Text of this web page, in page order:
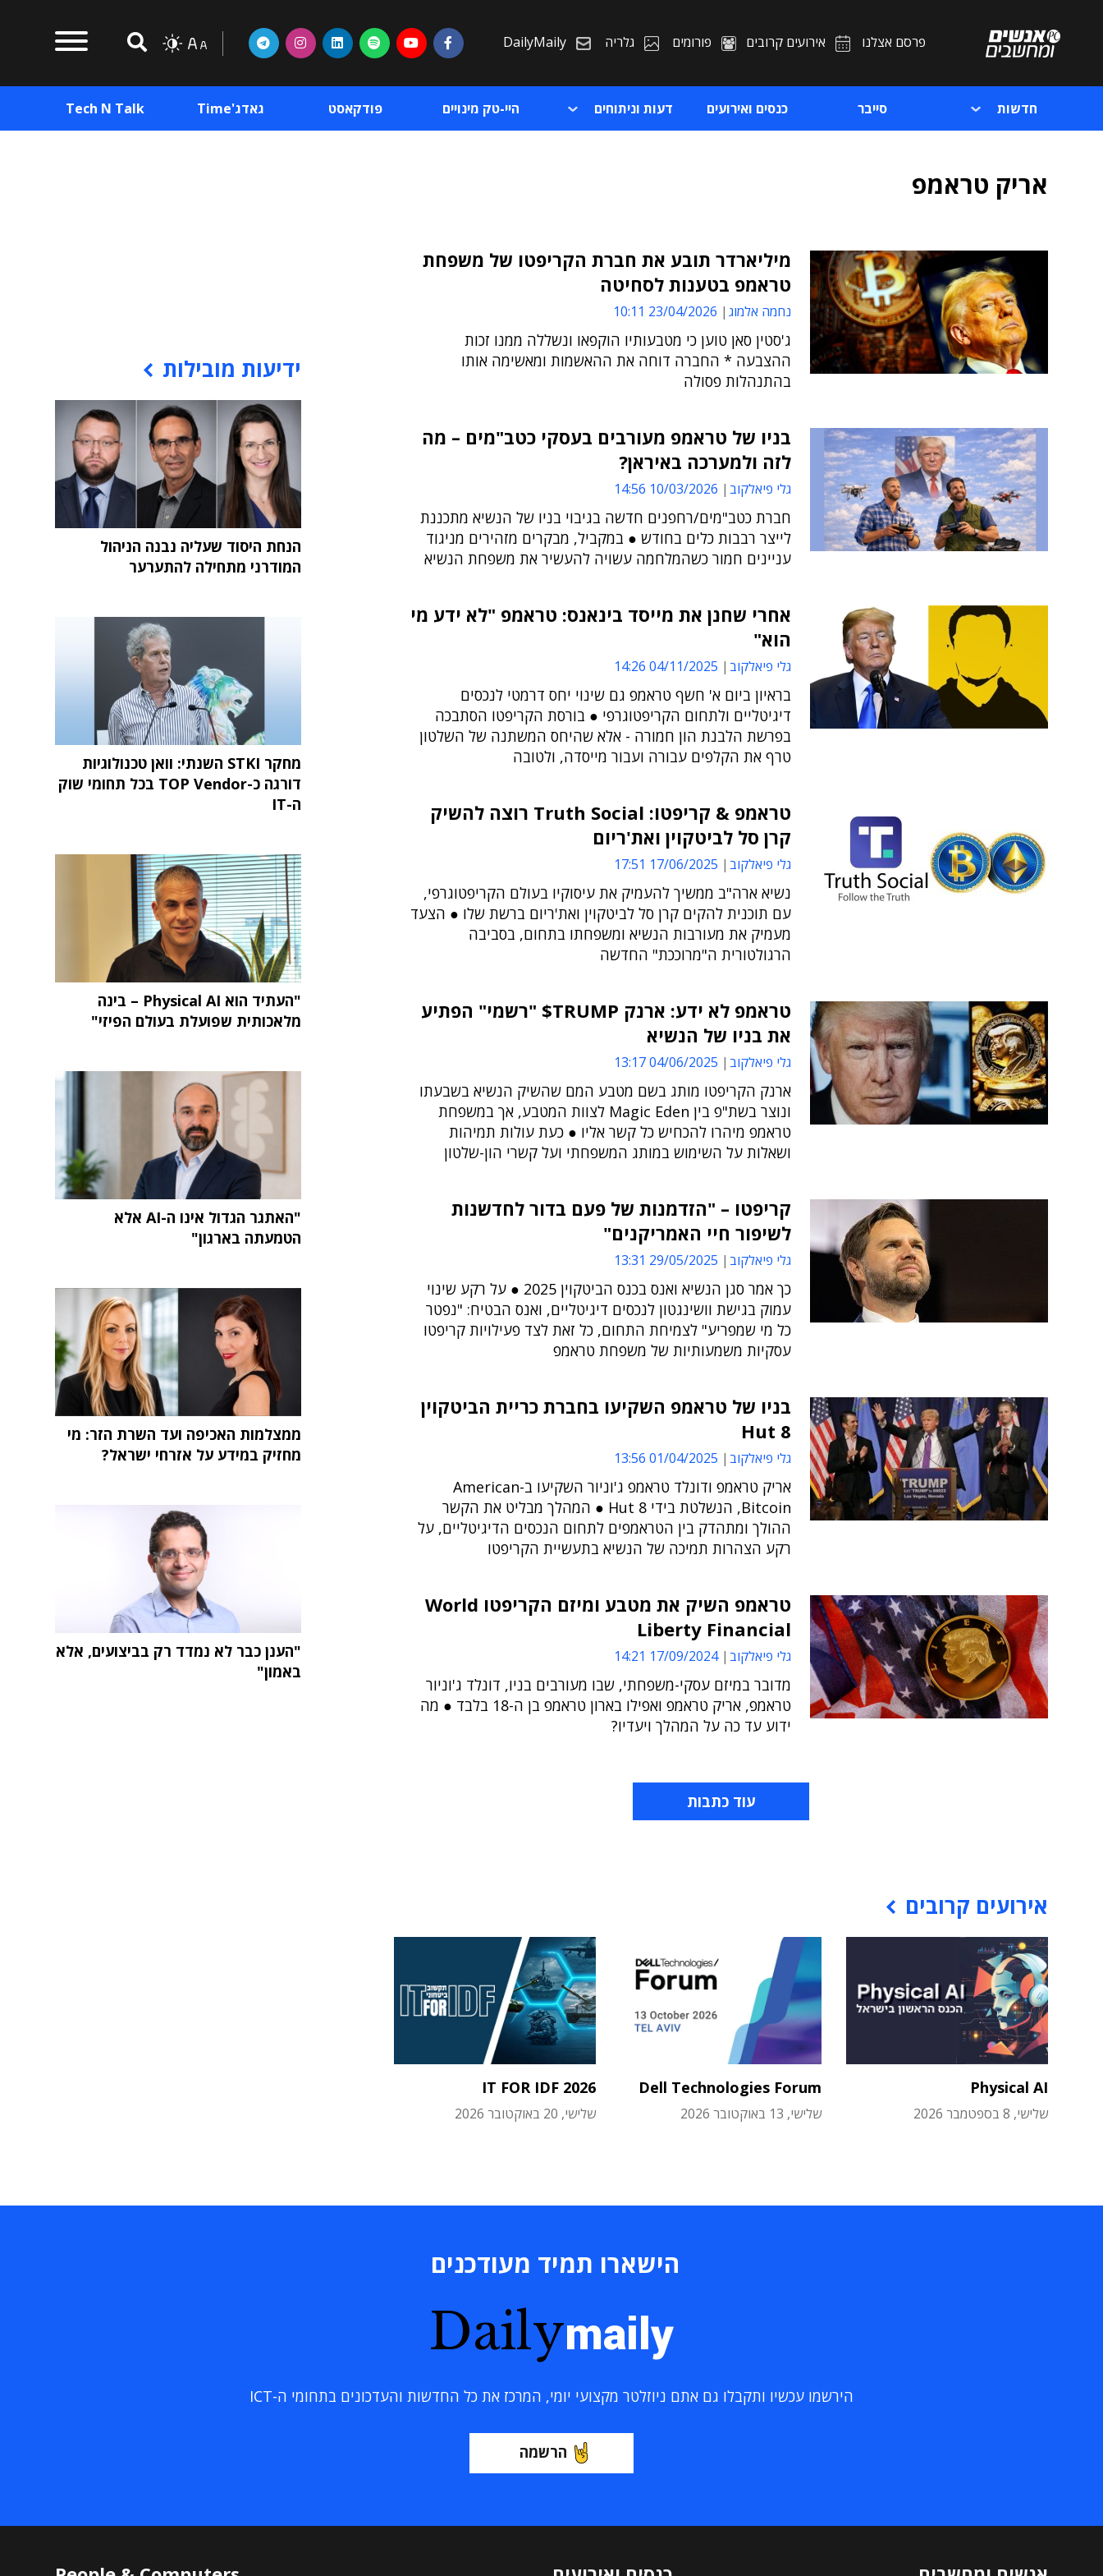
פרסם אצלנו אירועים קרובים פורומים גלריה DailyMaily
חדשות סייבר כנסים ואירועים דעות וניתוחים היי-טק מינויים פודקאסט גאדג'Time Tech N Talk
אריק טראמפ
מיליארדר תובע את חברת הקריפטו של משפחת
טראמפ בטענות לסחיטה
נחמה אלמוג 23/04/2026 10:11
ג'סטין סאן טוען כי מטבעותיו הוקפאו ונשללה ממנו זכות
ההצבעה * החברה דוחה את ההאשמות ומאשימה אותו
בהתנהלות פסולה
בניו של טראמפ מעורבים בעסקי כטב"מים – מה
לזה ולמערכה באיראן?
גלי פיאלקוב 10/03/2026 14:56
חברת כטב"מים/רחפנים חדשה בגיבוי בניו של הנשיא מתכננת
לייצר רבבות כלים בחודש ● במקביל, מבקרים מזהירים מניגוד
עניינים חמור כשהמלחמה עשויה להעשיר את משפחת הנשיא
אחרי שחנן את מייסד בינאנס: טראמפ "לא ידע מי
הוא"
גלי פיאלקוב 04/11/2025 14:26
בראיון ביום א' חשף טראמפ גם שינוי יחס דרמטי לנכסים
דיגיטליים ולתחום הקריפטוגרפי ● בורסת הקריפטו הסתבכה
בפרשת הלבנת הון חמורה - אלא שהיחס המשתנה של השלטון
טרף את הקלפים עבורה ועבור מייסדה, ולטובה
טראמפ & קריפטו: Truth Social רוצה להשיק
קרן סל לביטקוין ואת'ריום
גלי פיאלקוב 17/06/2025 17:51
נשיא ארה"ב ממשיך להעמיק את עיסוקיו בעולם הקריפטוגרפי,
עם תוכנית להקים קרן סל לביטקוין ואת'ריום ברשת שלו ● הצעד
מעמיק את מעורבות הנשיא ומשפחתו בתחום, בסביבה
הרגולטורית ה"מרוככת" החדשה
טראמפ לא ידע: ארנק TRUMP$ "רשמי" הפתיע
את בניו של הנשיא
גלי פיאלקוב 04/06/2025 13:17
ארנק הקריפטו מותג בשם מטבע המם שהשיק הנשיא בשבעתו
ונוצר בשת"פ בין Magic Eden לצוות המטבע, אך במשפחת
טראמפ מיהרו להכחיש כל קשר אליו ● כעת עולות תמיהות
ושאלות על השימוש במותג המשפחתי ועל קשרי הון-שלטון
קריפטו – "הזדמנות של פעם בדור לחדשנות
לשיפור חיי האמריקנים"
גלי פיאלקוב 29/05/2025 13:31
כך אמר סגן הנשיא ואנס בכנס הביטקוין 2025 ● על רקע שינוי
עמוק בגישת וושינגטון לנכסים דיגיטליים, ואנס הבטיח: "נפטר
כל מי שמפריע" לצמיחת התחום, כל זאת לצד פעילויות קריפטו
עסקיות משמעותיות של משפחת טראמפ
בניו של טראמפ השקיעו בחברת כריית הביטקוין
Hut 8
גלי פיאלקוב 01/04/2025 13:56
אריק טראמפ ודונלד טראמפ ג'וניור השקיעו ב-American
Bitcoin, הנשלטת בידי Hut 8 ● המהלך מבליט את הקשר
ההולך ומתהדק בין הטראמפים לתחום הנכסים הדיגיטליים, על
רקע הצהרות תמיכה של הנשיא בתעשיית הקריפטו
טראמפ השיק את מטבע ומיזם הקריפטו World
Liberty Financial
גלי פיאלקוב 17/09/2024 14:21
מדובר במיזם עסקי-משפחתי, שבו מעורבים בניו, דונלד ג'וניור
טראמפ, אריק טראמפ ואפילו בארון טראמפ בן ה-18 בלבד ● מה
ידוע עד כה על המהלך ויעדיו?
עוד כתבות
אירועים קרובים
Physical AI
שלישי, 8 בספטמבר 2026
Dell Technologies Forum
שלישי, 13 באוקטובר 2026
IT FOR IDF 2026
שלישי, 20 באוקטובר 2026
ידיעות מובילות
הנחת היסוד שעליה נבנה הניהול
המודרני מתחילה להתערער
מחקר STKI השנתי: וואן טכנולוגיות
דורגה כ-TOP Vendor בכל תחומי שוק
ה-IT
"העתיד הוא Physical AI – בינה
מלאכותית שפועלת בעולם הפיזי"
"האתגר הגדול אינו ה-AI אלא
הטמעתה בארגון"
ממצלמות האכיפה ועד השרת הזר: מי
מחזיק במידע על אזרחי ישראל?
"הענן כבר לא נמדד רק בביצועים, אלא
באמון"
הישארו תמיד מעודכנים
Dailymaily
הירשמו עכשיו ותקבלו גם אתם ניוזלטר מקצועי יומי, המרכז את כל החדשות והעדכונים בתחומי ה-ICT
הרשמה